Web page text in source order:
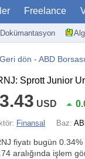
Freelance
Dokümantasyon
Geri dön - ABD Borsası
Sprott Junior
USD
Finansal Baz:
fiyatı bugün 0.34%
aralığında işlem